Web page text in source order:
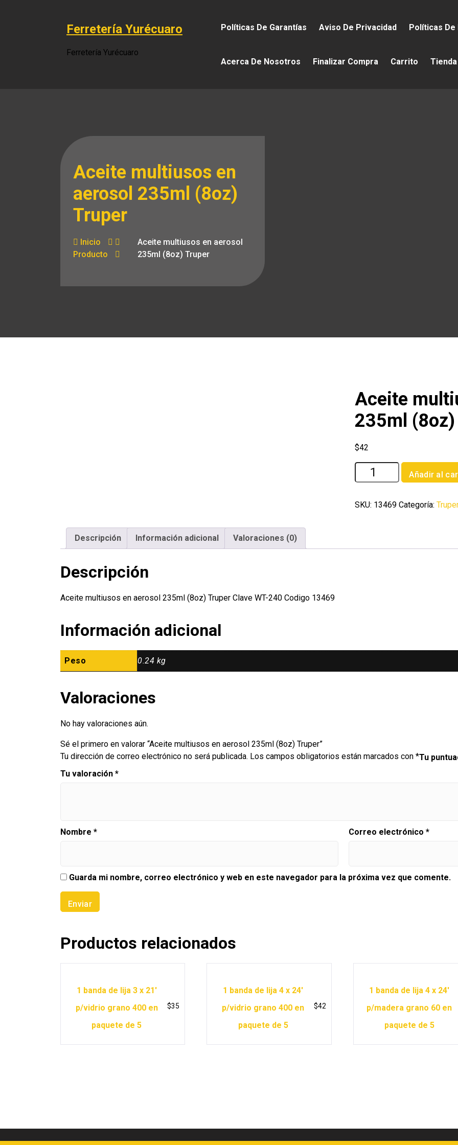
Ferretería Yurécuaro
Ferretería Yurécuaro
Políticas De Garantías Aviso De Privacidad Políticas De
Acerca De Nosotros Finalizar Compra Carrito
Aceite multiusos en
aerosol 235ml (8oz)
Truper
Inicio
Producto
Aceite multiusos en aerosol
235ml (8oz) Truper
Aceite
235ml
$42
Aceite
multiusos
aerosol
Añadir al
SKU: 13469 Categoría:
Descripción Información adicional Valoraciones (0)
Descripción
Aceite multiusos en aerosol 235ml (8oz) Truper Clave WT-240 Codigo 13469
Información adicional
Peso 0.24 kg
Valoraciones
No hay valoraciones aún.
Sé el primero en valorar “Aceite multiusos en aerosol 235ml (8oz) Truper”
Tu dirección de correo electrónico no será publicada. Los campos obligatorios están marcados con *Tu
Tu valoración *
Nombre * Correo electrónico *
Guarda mi nombre, correo electrónico y web en este navegador para la próxima vez que comente.
Productos relacionados
1 banda de lija 3 x 21′
p/vidrio grano 400 en
paquete de 5
$35
1 banda de lija 4 x 24′
p/vidrio grano 400 en
paquete de 5
$42
1 banda de lija 4 x 24′
p/madera grano 60 en
paquete de 5